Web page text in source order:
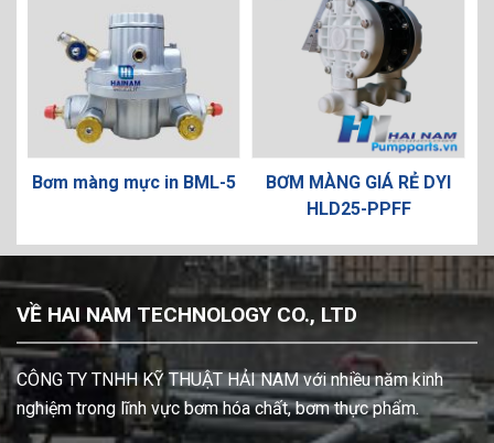
in BML-5
BƠM MÀNG GIÁ RẺ DYI
Bơm Màng TDS
AAT-TASS-
VỀ HAI NAM TECHNOLOGY CO., LTD
CÔNG TY TNHH KỸ THUẬT HẢI NAM với nhiều năm kinh
nghiệm trong lĩnh vực bơm hóa chất, bơm thực phẩm.